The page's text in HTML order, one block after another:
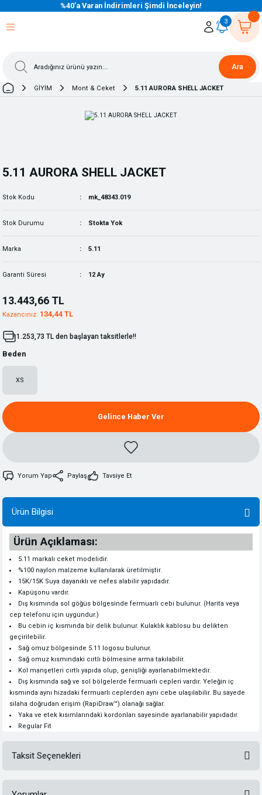
%40’a Varan İndirimleri Şimdi İnceleyin!
Ara
3
GİYİM Mont & Ceket 5.11 AURORA SHELL JACKET
5.11 AURORA SHELL JACKET
Stok Kodu mk_48343.019
Stok Durumu Stokta Yok
Marka 5.11
Garanti Süresi 12 Ay
13.443,66 TL
Kazancınız: 134,44 TL
1.253,73 TL den başlayan taksitlerle!!
Beden
XS
Gelince Haber Ver
Yorum Yap Paylaş Tavsiye Et
Ürün Bilgisi
Ürün Açıklaması:
5.11 markalı ceket modelidir.
%100 naylon malzeme kullanılarak üretilmiştir.
15K/15K Suya dayanıklı ve nefes alabilir yapıdadır.
Kapüşonu vardır.
Dış kısmında sol göğüs bölgesinde fermuarlı cebi bulunur. (Harita veya
cep telefonu için uygundur.)
Bu cebin iç kısmında bir delik bulunur. Kulaklık kablosu bu delikten
geçirilebilir.
Sağ omuz bölgesinde 5.11 logosu bulunur.
Sağ omuz kısmındaki cırtlı bölmesine arma takılabilir.
Kol manşetleri cırtlı yapıda olup, genişliği ayarlanabilmektedir.
Dış kısmında sağ ve sol bölgelerde fermuarlı cepleri vardır. Yeleğin iç
kısmında aynı hizadaki fermuarlı ceplerden aynı cebe ulaşılabilir. Bu sayede
silaha doğrudan erişim (RapiDraw™) olanağı sağlar.
Yaka ve etek kısımlarındaki kordonları sayesinde ayarlanabilir yapıdadır.
Regular Fit
Taksit Seçenekleri